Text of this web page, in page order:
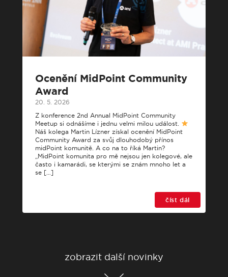
Ocenění MidPoint Community
Award
20. 5. 2026
Z konference 2nd Annual MidPoint Community
Meetup si odnášíme i jednu velmi milou událost.
Náš kolega Martin Lízner získal ocenění MidPoint
Community Award za svůj dlouhodobý přínos
midPoint komunitě. A co na to říká Martin?
„MidPoint komunita pro mě nejsou jen kolegové, ale
často i kamarádi, se kterými se znám mnoho let a
se […]
číst dál
zobrazit další novinky